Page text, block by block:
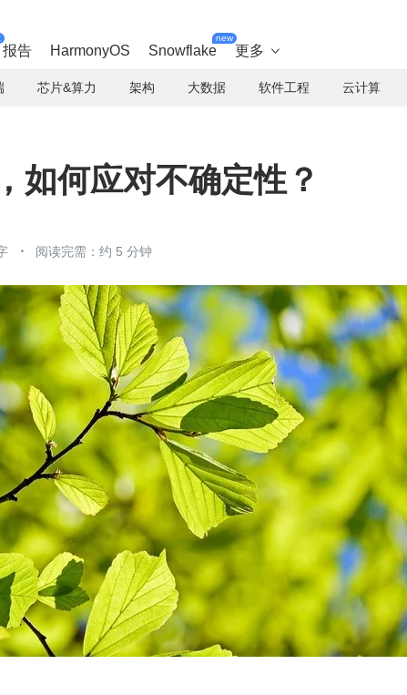
报告 HarmonyOS Snowflake
new
更多 
芯片&算力 架构 大数据 软件工程 云计算
如何应对不确定性？
阅读完需：约 5 分钟